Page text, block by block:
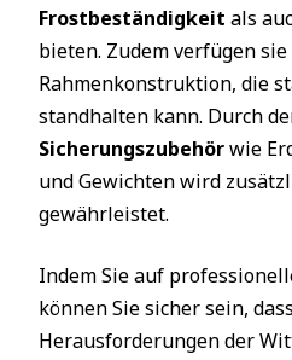
Frostbeständigkeit als
bieten. Zudem verfügen
Rahmenkonstruktion, die
standhalten kann. Durch
Sicherungszubehörwie
und Gewichten wird
gewährleistet.
Indem Sie auf
können Sie sicher sein,
Herausforderungen der